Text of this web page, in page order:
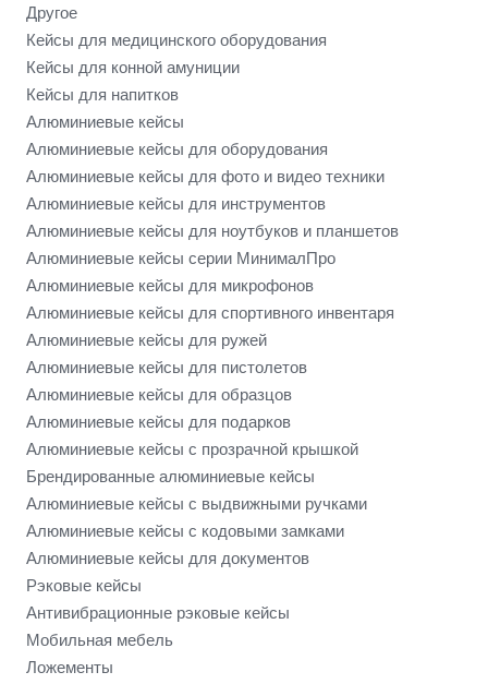
Другое
Кейсы для медицинского оборудования
Кейсы для конной амуниции
Кейсы для напитков
Алюминиевые кейсы
Алюминиевые кейсы для оборудования
Алюминиевые кейсы для фото и видео техники
Алюминиевые кейсы для инструментов
Алюминиевые кейсы для ноутбуков и планшетов
Алюминиевые кейсы серии МинималПро
Алюминиевые кейсы для микрофонов
Алюминиевые кейсы для спортивного инвентаря
Алюминиевые кейсы для ружей
Алюминиевые кейсы для пистолетов
Алюминиевые кейсы для образцов
Алюминиевые кейсы для подарков
Алюминиевые кейсы с прозрачной крышкой
Брендированные алюминиевые кейсы
Алюминиевые кейсы с выдвижными ручками
Алюминиевые кейсы с кодовыми замками
Алюминиевые кейсы для документов
Рэковые кейсы
Антивибрационные рэковые кейсы
Мобильная мебель
Ложементы